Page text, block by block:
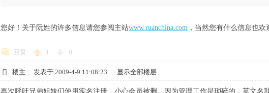
您好！关于阮姓的许多信息请您参阅主站www.ruanchina.com ，当然您有什么信息也欢
回复 1 0
楼主 发表于 2009-4-9 11:08:23 显示全部楼层
再次呼吁兄弟姐妹们使用实名注册，小心会员被删。因为管理工作是琐碎的，英文名